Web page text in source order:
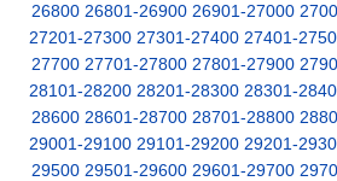
26800 26801-26900 26901-27000
27201-27300 27301-27400 27401-
27700 27701-27800 27801-27900
28101-28200 28201-28300 28301-
28600 28601-28700 28701-28800
29001-29100 29101-29200 29201-
29500 29501-29600 29601-29700